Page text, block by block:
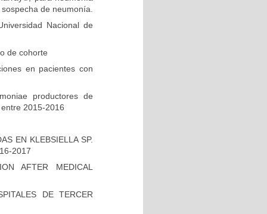
de neumonía.
Nacional de
de cohorte
en pacientes con
productores de
2015-2016
EN KLEBSIELLA SP.
2017
AFTER MEDICAL
DE TERCER